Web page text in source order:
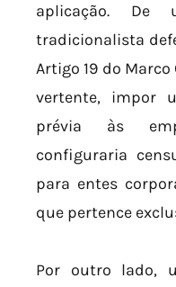
aplicação.
tradicionalista
Artigo 19 do
vertente, impor
prévia às
configuraria
para entes
que pertence
Por outro lado,